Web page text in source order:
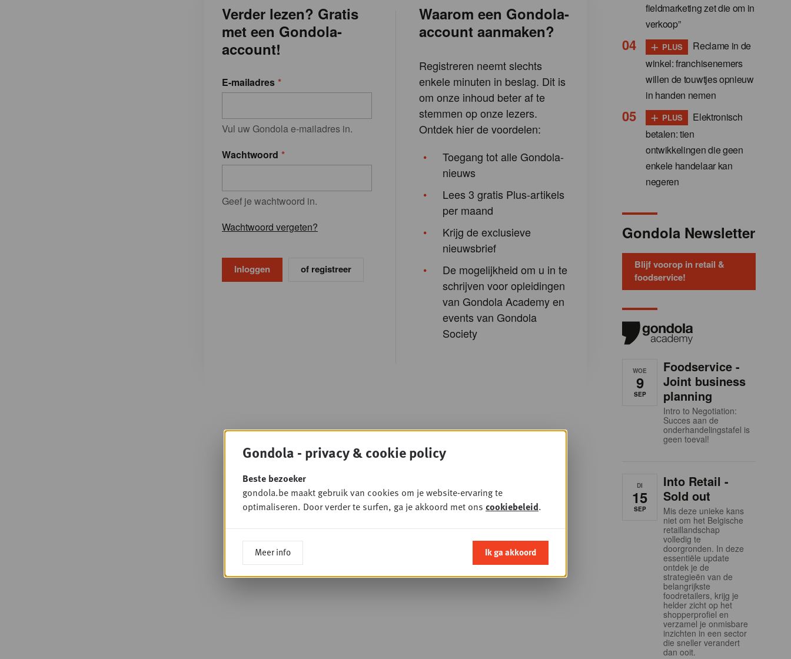
Verder lezen? Gratis
met een Gondola-
account!
E-mailadres
Vul uw Gondola e-mailadres in.
Wachtwoord
Geef je wachtwoord in.
Wachtwoord vergeten?
of registreer
Waarom een Gondola-
account aanmaken?
Registreren neemt slechts
enkele minuten in beslag. Dit is
om onze inhoud beter af te
stemmen op onze lezers.
Ontdek hier de voordelen:
Toegang tot alle Gondola-
nieuws
Lees 3 gratis Plus-artikels
per maand
Krijg de exclusieve
nieuwsbrief
De mogelijkheid om u in te
schrijven voor opleidingen
van Gondola Academy en
events van Gondola
Society
fieldmarketing zet die om in
verkoop”
+ PLUS
Reclame in de
winkel: franchisenemers
willen de touwtjes opnieuw
in handen nemen
+ PLUS
Elektronisch
betalen: tien
ontwikkelingen die geen
enkele handelaar kan
negeren
Gondola Newsletter
Blijf voorop in retail &
foodservice!
WOE
9
SEP
Foodservice -
Joint business
planning
Intro to Negotiation:
Succes aan de
onderhandelingstafel is
geen toeval!
DI
15
SEP
Into Retail -
Sold out
Mis deze unieke kans
niet om het Belgische
retaillandschap
volledig te
doorgronden. In deze
essentiële update
ontdek je de
strategieën van de
belangrijkste
foodretailers, krijg je
helder zicht op het
shopperprofiel en
verzamel je onmisbare
inzichten in een sector
die sneller verandert
dan ooit.
Gondola - privacy & cookie policy
Beste bezoeker
gondola.be maakt gebruik van cookies om je website-ervaring te
optimaliseren. Door verder te surfen, ga je akkoord met ons cookiebeleid.
Meer info Ik ga akkoord